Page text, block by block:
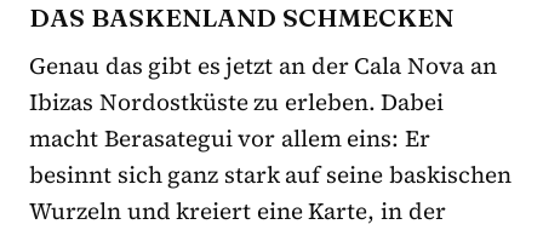
DAS BASKENLAND SCHMECKEN
Genau das gibt es jetzt an der Cala Nova an
Ibizas Nordostküste zu erleben. Dabei
macht Berasategui vor allem eins: Er
besinnt sich ganz stark auf seine baskischen
Wurzeln und kreiert eine Karte, in der